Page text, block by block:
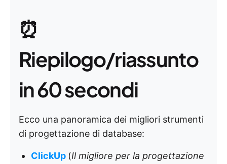
⏰
Riepilogo/riassunto
in 60 secondi
Ecco una panoramica dei migliori strumenti
di progettazione di database:
ClickUp (Il migliore per la progettazione